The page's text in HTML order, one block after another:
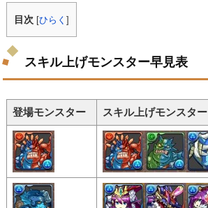
目次 [ひらく]
スキル上げモンスター早見表
登場モンスター スキル上げモンスター